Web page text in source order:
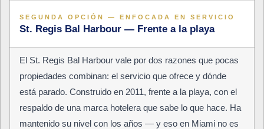
SEGUNDA OPCIÓN — ENFOCADA EN SERVICIO
St. Regis Bal Harbour — Frente a la playa
El St. Regis Bal Harbour vale por dos razones que pocas
propiedades combinan: el servicio que ofrece y dónde
está parado. Construido en 2011, frente a la playa, con el
respaldo de una marca hotelera que sabe lo que hace. Ha
mantenido su nivel con los años — y eso en Miami no es